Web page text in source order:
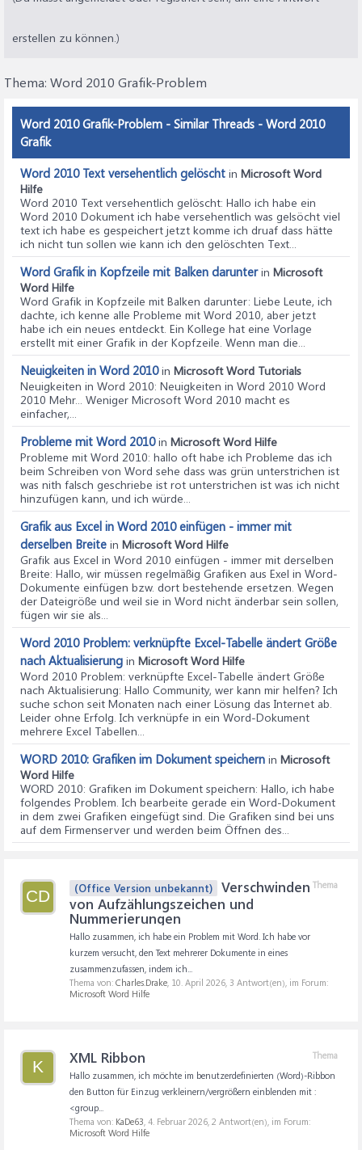
erstellen zu können.)
Thema: Word 2010 Grafik-Problem
Word 2010 Grafik-Problem - Similar Threads - Word 2010
Grafik
Word 2010 Text versehentlich gelöscht in Microsoft Word
Hilfe
Word 2010 Text versehentlich gelöscht: Hallo ich habe ein
Word 2010 Dokument ich habe versehentlich was gelsöcht viel
text ich habe es gespeichert jetzt komme ich druaf dass hätte
ich nicht tun sollen wie kann ich den gelöschten Text...
Word Grafik in Kopfzeile mit Balken darunterin Microsoft
Word Hilfe
Word Grafik in Kopfzeile mit Balken darunter: Liebe Leute, ich
dachte, ich kenne alle Probleme mit Word 2010, aber jetzt
habe ich ein neues entdeckt. Ein Kollege hat eine Vorlage
erstellt mit einer Grafik in der Kopfzeile. Wenn man die...
Neuigkeiten in Word 2010in Microsoft Word Tutorials
Neuigkeiten in Word 2010: Neuigkeiten in Word 2010 Word
2010 Mehr... Weniger Microsoft Word 2010 macht es
einfacher,...
Probleme mit Word 2010in Microsoft Word Hilfe
Probleme mit Word 2010: hallo oft habe ich Probleme das ich
beim Schreiben von Word sehe dass was grün unterstrichen ist
was nith falsch geschriebe ist rot unterstrichen ist was ich nicht
hinzufügen kann, und ich würde...
Grafik aus Excel in Word 2010 einfügen - immer mit
derselben Breite in Microsoft Word Hilfe
Grafik aus Excel in Word 2010 einfügen - immer mit derselben
Breite: Hallo, wir müssen regelmäßig Grafiken aus Exel in Word-
Dokumente einfügen bzw. dort bestehende ersetzen. Wegen
der Dateigröße und weil sie in Word nicht änderbar sein sollen,
fügen wir sie als...
Word 2010 Problem: verknüpfte Excel-Tabelle ändert Größe
nach Aktualisierung in Microsoft Word Hilfe
Word 2010 Problem: verknüpfte Excel-Tabelle ändert Größe
nach Aktualisierung: Hallo Community, wer kann mir helfen? Ich
suche schon seit Monaten nach einer Lösung das Internet ab.
Leider ohne Erfolg. Ich verknüpfe in ein Word-Dokument
mehrere Excel Tabellen...
WORD 2010: Grafiken im Dokument speichern in Microsoft
Word Hilfe
WORD 2010: Grafiken im Dokument speichern: Hallo, ich habe
folgendes Problem. Ich bearbeite gerade ein Word-Dokument
in dem zwei Grafiken eingefügt sind. Die Grafiken sind bei uns
auf dem Firmenserver und werden beim Öffnen des...
CD
Thema
(Office Version unbekannt)
Verschwinden
von Aufzählungszeichen und
Nummerierungen
Hallo zusammen, ich habe ein Problem mit Word. Ich habe vor
kurzem versucht, den Text mehrerer Dokumente in eines
zusammenzufassen, indem ich...
Thema von: Charles.Drake, 10. April 2026, 3 Antwort(en), im Forum:
Microsoft Word Hilfe
K
Thema
XML Ribbon
Hallo zusammen, ich möchte im benutzerdefinierten (Word)-Ribbon
den Button für Einzug verkleinern/vergrößern einblenden mit :
<group...
Thema von: KaDe63, 4. Februar 2026, 2 Antwort(en), im Forum:
Microsoft Word Hilfe